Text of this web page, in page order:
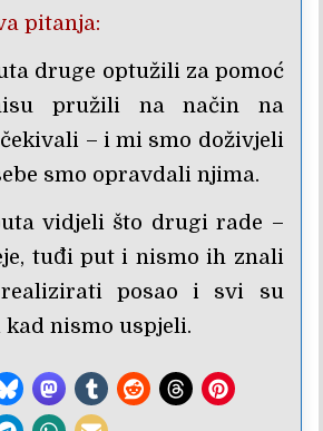
pitanja:
druge optužili za pomoć
pružili na način na
– i mi smo doživjeli
smo opravdali njima.
vidjeli što drugi rade –
tuđi put i nismo ih znali
posao i svi su
nismo uspjeli.